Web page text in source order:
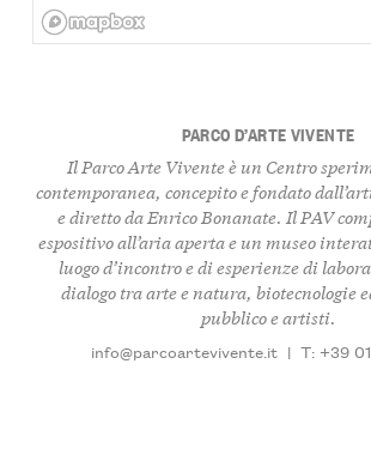
PARCO D’ARTE VIVENTE
Il Parco Arte Vivente è un Centro
contemporanea, concepito e fondato
e diretto da Enrico Bonanate. Il PAV
espositivo all’aria aperta e un museo
luogo d’incontro e di esperienze di
dialogo tra arte e natura, biotecnologie
pubblico e artisti.
info@parcoartevivente.it | T: +39